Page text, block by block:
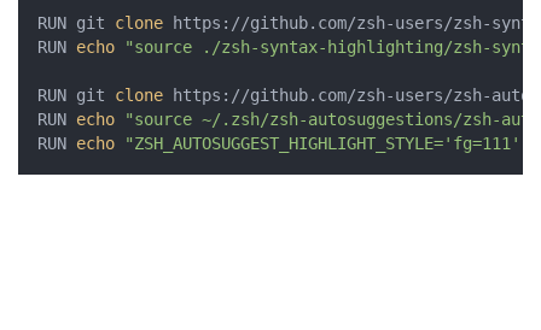
RUN git clone https://github.com/zsh-users/zsh-
RUN echo "source ./zsh-syntax-highlighting/zsh-
RUN git clone https://github.com/zsh-users/zsh-
RUN echo
"source ~/.zsh/zsh-autosuggestions/zsh-
RUN echo "ZSH_AUTOSUGGEST_HIGHLIGHT_STYLE='fg=111'"